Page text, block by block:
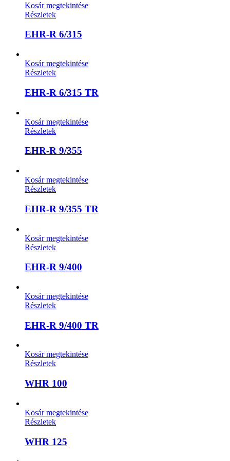
Kosár megtekintése
Részletek
EHR-R 6/315
Kosár megtekintése
Részletek
EHR-R 6/315 TR
Kosár megtekintése
Részletek
EHR-R 9/355
Kosár megtekintése
Részletek
EHR-R 9/355 TR
Kosár megtekintése
Részletek
EHR-R 9/400
Kosár megtekintése
Részletek
EHR-R 9/400 TR
Kosár megtekintése
Részletek
WHR 100
Kosár megtekintése
Részletek
WHR 125